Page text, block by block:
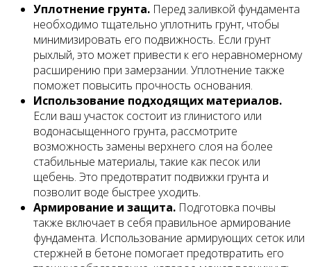
Уплотнение грунта. Перед заливкой фундамента
необходимо тщательно уплотнить грунт, чтобы
минимизировать его подвижность. Если грунт
рыхлый, это может привести к его неравномерному
расширению при замерзании. Уплотнение также
поможет повысить прочность основания.
Использование подходящих материалов.
Если ваш участок состоит из глинистого или
водонасыщенного грунта, рассмотрите
возможность замены верхнего слоя на более
стабильные материалы, такие как песок или
щебень. Это предотвратит подвижки грунта и
позволит воде быстрее уходить.
Армирование и защита. Подготовка почвы
также включает в себя правильное армирование
фундамента. Использование армирующих сеток или
стержней в бетоне помогает предотвратить его